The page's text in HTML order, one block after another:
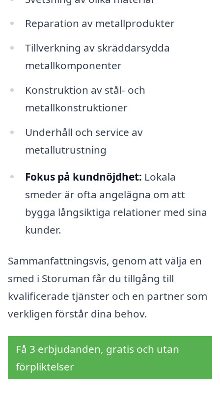
Reparation av metallprodukter
Tillverkning av skräddarsydda
metallkomponenter
Konstruktion av stål- och
metallkonstruktioner
Underhåll och service av
metallutrustning
Fokus på kundnöjdhet: Lokala
smeder är ofta angelägna om att
bygga långsiktiga relationer med sina
kunder.
Sammanfattningsvis, genom att välja en
smed i Storuman får du tillgång till
kvalificerade tjänster och en partner som
verkligen förstår dina behov.
Få 3 erbjudanden, gratis och utan
förpliktelser